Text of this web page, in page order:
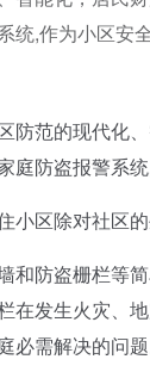
统,作为小区安
防范的现代化
庭防盗报警系
区除对社区的
防盗栅栏等简
在发生火灾、
必需解决的问